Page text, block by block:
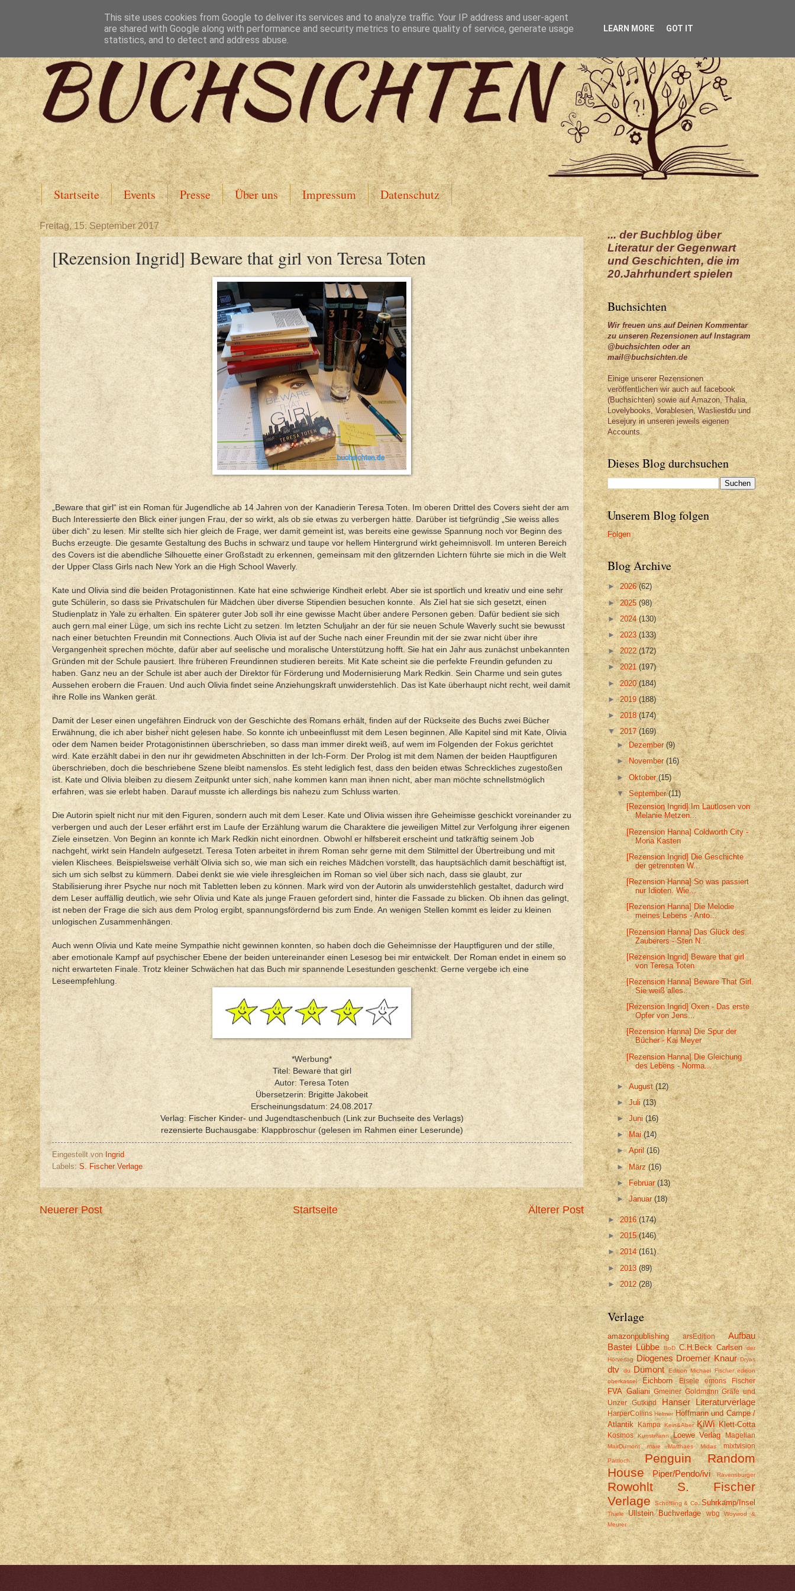
Startseite Events Presse Über uns Impressum Datenschutz
Freitag, 15. September 2017
[Rezension Ingrid] Beware that girl von Teresa Toten
„Beware that girl“ ist ein Roman für Jugendliche ab 14 Jahren von der Kanadierin Teresa Toten. Im oberen Drittel des Covers sieht der am
Buch Interessierte den Blick einer jungen Frau, der so wirkt, als ob sie etwas zu verbergen hätte. Darüber ist tiefgründig „Sie weiss alles
über dich“ zu lesen. Mir stellte sich hier gleich de Frage, wer damit gemeint ist, was bereits eine gewisse Spannung noch vor Beginn des
Buchs erzeugte. Die gesamte Gestaltung des Buchs in schwarz und taupe vor hellem Hintergrund wirkt geheimnisvoll. Im unteren Bereich
des Covers ist die abendliche Silhouette einer Großstadt zu erkennen, gemeinsam mit den glitzernden Lichtern führte sie mich in die Welt
der Upper Class Girls nach New York an die High School Waverly.
Kate und Olivia sind die beiden Protagonistinnen. Kate hat eine schwierige Kindheit erlebt. Aber sie ist sportlich und kreativ und eine sehr
gute Schülerin, so dass sie Privatschulen für Mädchen über diverse Stipendien besuchen konnte. Als Ziel hat sie sich gesetzt, einen
Studienplatz in Yale zu erhalten. Ein späterer guter Job soll ihr eine gewisse Macht über andere Personen geben. Dafür bedient sie sich
auch gern mal einer Lüge, um sich ins rechte Licht zu setzen. Im letzten Schuljahr an der für sie neuen Schule Waverly sucht sie bewusst
nach einer betuchten Freundin mit Connections. Auch Olivia ist auf der Suche nach einer Freundin mit der sie zwar nicht über ihre
Vergangenheit sprechen möchte, dafür aber auf seelische und moralische Unterstützung hofft. Sie hat ein Jahr aus zunächst unbekannten
Gründen mit der Schule pausiert. Ihre früheren Freundinnen studieren bereits. Mit Kate scheint sie die perfekte Freundin gefunden zu
haben. Ganz neu an der Schule ist aber auch der Direktor für Förderung und Modernisierung Mark Redkin. Sein Charme und sein gutes
Aussehen erobern die Frauen. Und auch Olivia findet seine Anziehungskraft unwiderstehlich. Das ist Kate überhaupt nicht recht, weil damit
ihre Rolle ins Wanken gerät.
Damit der Leser einen ungefähren Eindruck von der Geschichte des Romans erhält, finden auf der Rückseite des Buchs zwei Bücher
Erwähnung, die ich aber bisher nicht gelesen habe. So konnte ich unbeeinflusst mit dem Lesen beginnen. Alle Kapitel sind mit Kate, Olivia
oder dem Namen beider Protagonistinnen überschrieben, so dass man immer direkt weiß, auf wem im Folgenden der Fokus gerichtet
wird. Kate erzählt dabei in den nur ihr gewidmeten Abschnitten in der Ich-Form. Der Prolog ist mit dem Namen der beiden Hauptfiguren
überschrieben, doch die beschriebene Szene bleibt namenslos. Es steht lediglich fest, dass den beiden etwas Schreckliches zugestoßen
ist. Kate und Olivia bleiben zu diesem Zeitpunkt unter sich, nahe kommen kann man ihnen nicht, aber man möchte schnellstmöglich
erfahren, was sie erlebt haben. Darauf musste ich allerdings bis nahezu zum Schluss warten.
Die Autorin spielt nicht nur mit den Figuren, sondern auch mit dem Leser. Kate und Olivia wissen ihre Geheimisse geschickt voreinander zu
verbergen und auch der Leser erfährt erst im Laufe der Erzählung warum die Charaktere die jeweiligen Mittel zur Verfolgung ihrer eigenen
Ziele einsetzen. Von Beginn an konnte ich Mark Redkin nicht einordnen. Obwohl er hilfsbereit erscheint und tatkräftig seinem Job
nachgeht, wirkt sein Handeln aufgesetzt. Teresa Toten arbeitet in ihrem Roman sehr gerne mit dem Stilmittel der Übertreibung und mit
vielen Klischees. Beispielsweise verhält Olivia sich so, wie man sich ein reiches Mädchen vorstellt, das hauptsächlich damit beschäftigt ist,
sich um sich selbst zu kümmern. Dabei denkt sie wie viele ihresgleichen im Roman so viel über sich nach, dass sie glaubt, zur
Stabilisierung ihrer Psyche nur noch mit Tabletten leben zu können. Mark wird von der Autorin als unwiderstehlich gestaltet, dadurch wird
dem Leser auffällig deutlich, wie sehr Olivia und Kate als junge Frauen gefordert sind, hinter die Fassade zu blicken. Ob ihnen das gelingt,
ist neben der Frage die sich aus dem Prolog ergibt, spannungsfördernd bis zum Ende. An wenigen Stellen kommt es leider zu kleinen
unlogischen Zusammenhängen.
Auch wenn Olivia und Kate meine Sympathie nicht gewinnen konnten, so haben doch die Geheimnisse der Hauptfiguren und der stille,
aber emotionale Kampf auf psychischer Ebene der beiden untereinander einen Lesesog bei mir entwickelt. Der Roman endet in einem so
nicht erwarteten Finale. Trotz kleiner Schwächen hat das Buch mir spannende Lesestunden geschenkt. Gerne vergebe ich eine
Leseempfehlung.
*Werbung*
Titel: Beware that girl
Autor: Teresa Toten
Übersetzerin: Brigitte Jakobeit
Erscheinungsdatum: 24.08.2017
Verlag: Fischer Kinder- und Jugendtaschenbuch (Link zur Buchseite des Verlags)
rezensierte Buchausgabe: Klappbroschur (gelesen im Rahmen einer Leserunde)
Eingestellt von Ingrid
Labels: S. Fischer Verlage
Neuerer Post Älterer Post
Startseite
... der Buchblog über
Literatur der Gegenwart
und Geschichten, die im
20.Jahrhundert spielen
Buchsichten
Wir freuen uns auf Deinen Kommentar
zu unseren Rezensionen auf Instagram
@buchsichten oder an
mail@buchsichten.de
Einige unserer Rezensionen
veröffentlichen wir auch auf facebook
(Buchsichten) sowie auf Amazon, Thalia,
Lovelybooks, Vorablesen, Wasliestdu und
Lesejury in unseren jeweils eigenen
Accounts.
Dieses Blog durchsuchen
Unserem Blog folgen
Folgen
Blog Archive
►2026(62)
►2025(98)
►2024(130)
►2023(133)
►2022 (172)
►2021 (197)
►2020(184)
►2019(188)
►2018(174)
▼2017(169)
►Dezember(9)
►November(16)
►Oktober(15)
▼September(11)
[Rezension Ingrid] Im Lautlosen von
Melanie Metzen...
[Rezension Hanna] Coldworth City -
Mona Kasten
[Rezension Ingrid] Die Geschichte
der getrennten W...
[Rezension Hanna] So was passiert
nur Idioten. Wie...
[Rezension Hanna] Die Melodie
meines Lebens - Anto...
[Rezension Hanna] Das Glück des
Zauberers - Sten N...
[Rezension Ingrid] Beware that girl
von Teresa Toten
[Rezension Hanna] Beware That Girl.
Sie weiß alles...
[Rezension Ingrid] Oxen - Das erste
Opfer von Jens...
[Rezension Hanna] Die Spur der
Bücher - Kai Meyer
[Rezension Hanna] Die Gleichung
des Lebens - Norma...
►August(12)
►Juli(13)
►Juni(16)
►Mai(14)
►April(16)
►März(16)
► Februar(13)
►Januar(18)
►2016(174)
►2015(146)
►2014(161)
►2013 (89)
►2012(28)
Verlage
amazonpublishing arsEdition
Aufbau
Bastei Lübbe
BoD C.H.Beck Carlsen
der
Hörverlag Diogenes Droemer Knaur Dryas
dtv du Dumont Edition Michael Fischer edition
oberkassel
Eichborn Eisele emons Fischer
FVA Galiani Gmeiner Goldmann Gräfe und
Unzer
Gutkind Hanser Literaturverlage
HarperCollins Helmer Hoffmann und Campe /
Atlantik
Kampa Kein&Aber KiWi Klett-Cotta
Kosmos Kunstmann Loewe Verlag Magellan
MairDumont mare Matthaes Midas mixtvision
Pattloch
Penguin Random
House
Piper/Pendo/ivi Ravensburger
Rowohlt
S. Fischer
Verlage
Schöffling & Co. Suhrkamp/Insel
Thiele Ullstein Buchverlage wbg
Woywod &
Meurer
This site uses cookies from Google to deliver its services and to analyze traffic. Your IP address and user-agent
are shared with Google along with performance and security metrics to ensure quality of service, generate usage
statistics, and to detect and address abuse.
LEARN MORE GOT IT